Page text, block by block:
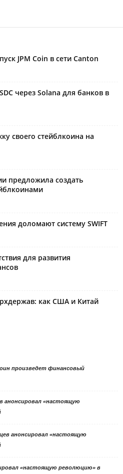
JPM Coin в сети Canton
через Solana для банков в
своего стейблкоина на
предложила создать
доломают систему SWIFT
для развития
как США и Китай
произведет финансовый
анонсировал «настоящую
анонсировал «настоящую
«настоящую революцию» в